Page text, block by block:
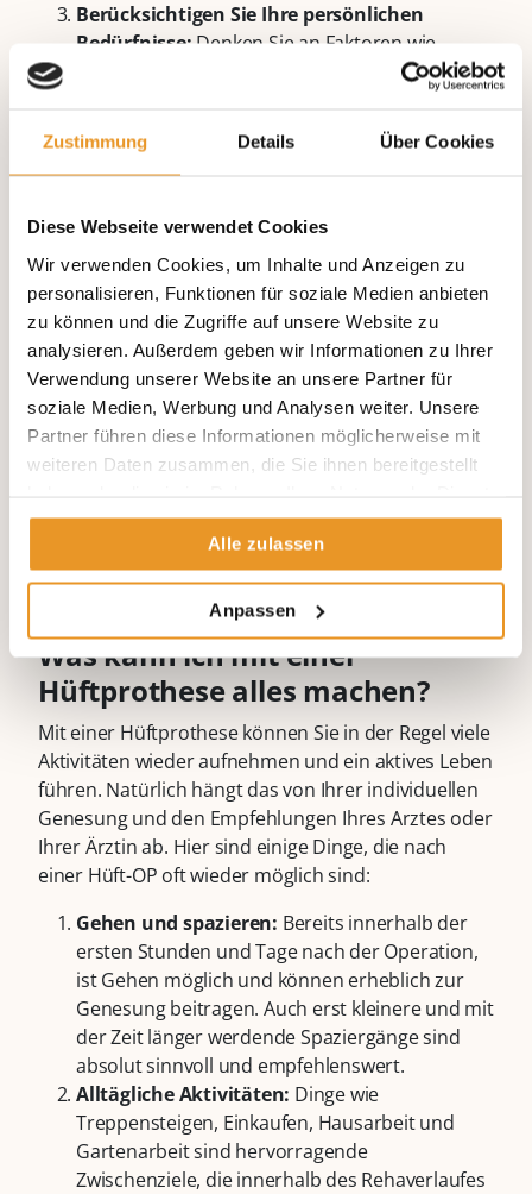
Zustimmung Details Über Cookies
Diese Webseite verwendet Cookies
Wir verwenden Cookies, um Inhalte und Anzeigen zu
personalisieren, Funktionen für soziale Medien anbieten
zu können und die Zugriffe auf unsere Website zu
analysieren. Außerdem geben wir Informationen zu Ihrer
Verwendung unserer Website an unsere Partner für
soziale Medien, Werbung und Analysen weiter. Unsere
Partner führen diese Informationen möglicherweise mit
weiteren Daten zusammen, die Sie ihnen bereitgestellt
gesammelt haben.
Alle zulassen
Anpassen
Berücksichtigen Sie Ihre persönlichen
Bedürfnisse: Denken Sie an Faktoren wie
Erfahrungen mit Implantaten. Teilen Sie diese
Informationen mit Ihrem Operateur.
Fachärztin für Orthopädie kann Ihnen anhand
geben, welches Material und Art von Prothese
am besten zu Ihnen passt.
Stellen Sie Fragen:Versuchen Sie gezielte
Fragen zu den Materialien, die bei Ihrer
geplanten OP in Betracht gezogen werden oder
zum geplanten Procedere um die OP herum zu
stellen, damit Sie gut informiert sind.
Wenn Sie sich bereits für eine Hüft-TEP entschieden
haben, kann ein präoperatives Training positiven
Einfluss auf den anschließenden Verlauf der Reha
haben. Wir im Haus unterstützen Sie gerne dabei.
Was kann ich mit einer
Hüftprothese alles machen?
Mit einer Hüftprothese können Sie in der Regel viele
Aktivitäten wieder aufnehmen und ein aktives Leben
führen. Natürlich hängt das von Ihrer individuellen
Genesung und den Empfehlungen Ihres Arztes oder
Ihrer Ärztin ab. Hier sind einige Dinge, die nach
einer Hüft-OP oft wieder möglich sind:
Gehen und spazieren: Bereits innerhalb der
ersten Stunden und Tage nach der Operation,
ist Gehen möglich und können erheblich zur
Genesung beitragen. Auch erst kleinere und mit
der Zeit länger werdende Spaziergänge sind
absolut sinnvoll und empfehlenswert.
Alltägliche Aktivitäten: Dinge wie
Treppensteigen, Einkaufen, Hausarbeit und
Gartenarbeit sind hervorragende
Zwischenziele, die innerhalb des Rehaverlaufes